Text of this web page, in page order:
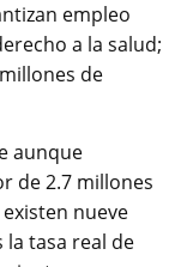
empleo
a la salud;
de
aunque
de 2.7 millones
nueve
la tasa real de